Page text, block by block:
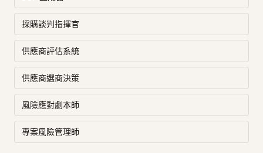
採購談判指揮官
供應商評估系統
供應商選商決策
風險應對劇本師
專案風險管理師